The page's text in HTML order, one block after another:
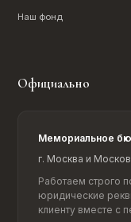
Наш фонд
Официально
Мемориальное
г. Москва и
Работаем строго
юридические
клиенту вместе с